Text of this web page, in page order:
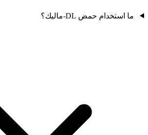
ما استخدام حمض DL-ماليك؟